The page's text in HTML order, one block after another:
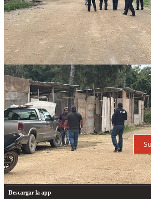
Comentarios Restacks
Lo mejor de Último Debates
Sin posts
Por supuesto, sigue adelante.
© 2026 Expediente Quintana Roo·Privacidad
de recolección
Crea tu Substack
Descargar la app